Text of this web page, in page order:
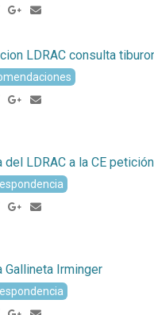
LDRAC consulta
del LDRAC a la CE
Gallineta Irminger